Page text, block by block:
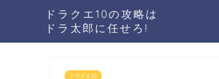
ドラクエ10の攻略は
ドラ太郎に任せろ!
ドラクエ10